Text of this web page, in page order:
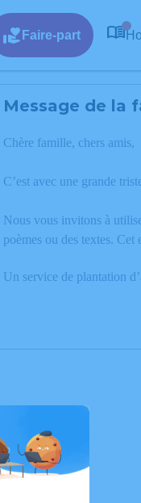
Faire-part
Message de la
Chère famille, chers amis,
C’est avec une grande
Nous vous invitons à
poèmes ou des textes.
Un service de plantation